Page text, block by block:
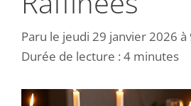
Paru le jeudi 29 janvier 2026 à
Durée de lecture : 4 minutes